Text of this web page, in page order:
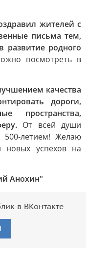
жителей с
письма тем,
развитие родного
посмотреть в
качества
дороги,
пространства,
От всей души
500-летием! Желаю
новых успехов на
Анохин"
в ВКонтакте